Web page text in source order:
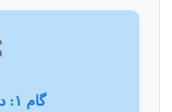
گام ۱: درک پروژه